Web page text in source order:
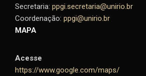
Secretaria: ppgi.secretaria@unirio.br
Coordenação: ppgi@unirio.br
MAPA
Acesse
https://www.google.com/maps/